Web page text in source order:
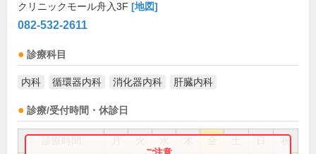
クリニックモール舟入3F [地図]
082-532-2611
診療科目
内科 循環器内科 消化器内科 肝臓内科
診療/受付時間・休診日
祝